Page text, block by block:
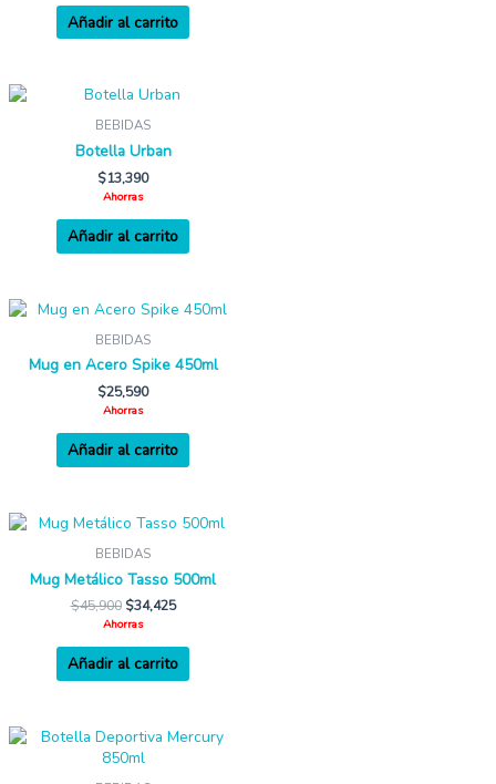
Añadir al carrito
BEBIDAS
Botella Urban
$13,390
Ahorras
Añadir al carrito
BEBIDAS
Mug en Acero Spike 450ml
$25,590
Ahorras
Añadir al carrito
BEBIDAS
Mug Metálico Tasso 500ml
$45,900 $34,425
Ahorras
Añadir al carrito